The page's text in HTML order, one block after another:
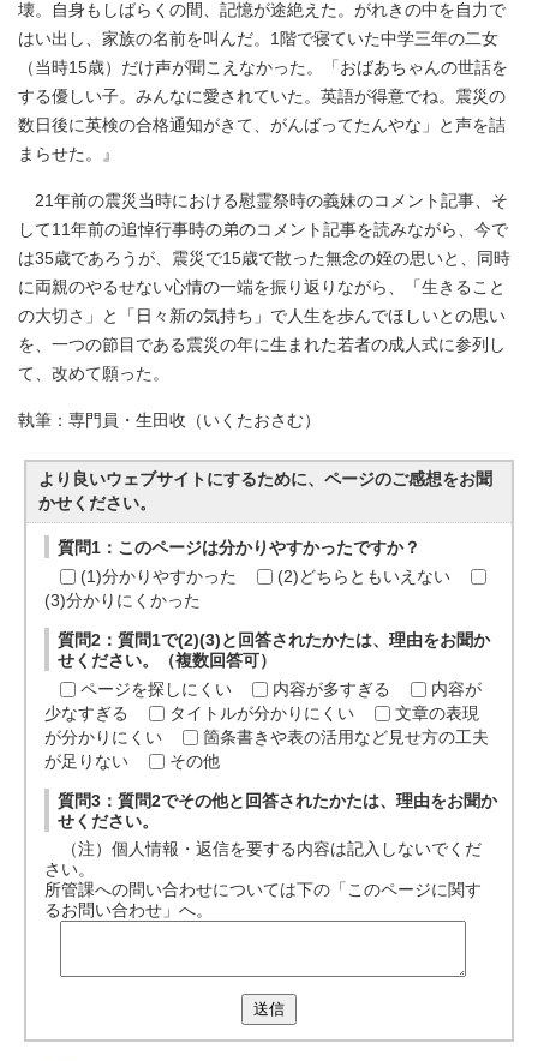
壊。自身もしばらくの間、記憶が途絶えた。がれきの中を自力で
はい出し、家族の名前を叫んだ。1階で寝ていた中学三年の二女
（当時15歳）だけ声が聞こえなかった。「おばあちゃんの世話を
する優しい子。みんなに愛されていた。英語が得意でね。震災の
数日後に英検の合格通知がきて、がんばってたんやな」と声を詰
まらせた。』
21年前の震災当時における慰霊祭時の義妹のコメント記事、そ
して11年前の追悼行事時の弟のコメント記事を読みながら、今で
は35歳であろうが、震災で15歳で散った無念の姪の思いと、同時
に両親のやるせない心情の一端を振り返りながら、「生きること
の大切さ」と「日々新の気持ち」で人生を歩んでほしいとの思い
を、一つの節目である震災の年に生まれた若者の成人式に参列し
て、改めて願った。
執筆：専門員・生田收（いくたおさむ）
より良いウェブサイトにするために、ページのご感想をお聞
かせください。
質問1：このページは分かりやすかったですか？
(1)分かりやすかった
(2)どちらともいえない
(3)分かりにくかった
質問2：質問1で(2)(3)と回答されたかたは、理由をお聞か
せください。（複数回答可）
ページを探しにくい
内容が多すぎる
内容が
少なすぎる
タイトルが分かりにくい
文章の表現
が分かりにくい
箇条書きや表の活用など見せ方の工夫
が足りない
その他
質問3：質問2でその他と回答されたかたは、理由をお聞か
せください。
（注）個人情報・返信を要する内容は記入しないでくだ
さい。
所管課への問い合わせについては下の「このページに関す
るお問い合わせ」へ。
送信